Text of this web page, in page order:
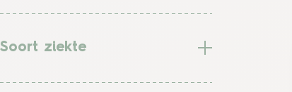
Soort ziekte